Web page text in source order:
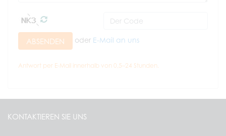
ABSENDEN oder E-Mail an uns
Antwort per E-Mail innerhalb von 0,5–24 Stunden.
KONTAKTIEREN SIE UNS